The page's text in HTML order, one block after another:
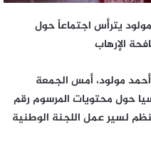
يترأس اجتماعاً حول
الإرهاب
مولود، أمس الجمعة
حول محتويات المرسوم رقم
الصادر في31\10\2019 المنظم لسير عمل اللجنة الوطنية